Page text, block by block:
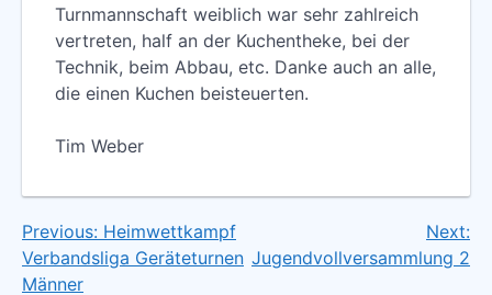
Turnmannschaft weiblich war sehr zahlreich
vertreten, half an der Kuchentheke, bei der
Technik, beim Abbau, etc. Danke auch an alle,
die einen Kuchen beisteuerten.
Tim Weber
Beitragsnavigation
Previous: Heimwettkampf
Verbandsliga Geräteturnen
Männer
Next:
Jugendvollversammlung 2